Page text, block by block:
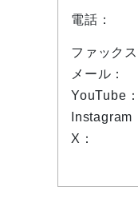
電話：
ファックス
メール：
YouTube：
Instagram
X：